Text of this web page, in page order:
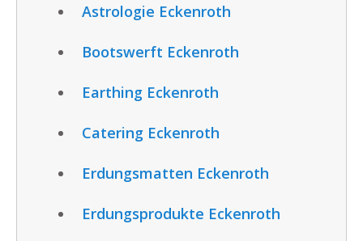
Astrologie Eckenroth
Bootswerft Eckenroth
Earthing Eckenroth
Catering Eckenroth
Erdungsmatten Eckenroth
Erdungsprodukte Eckenroth